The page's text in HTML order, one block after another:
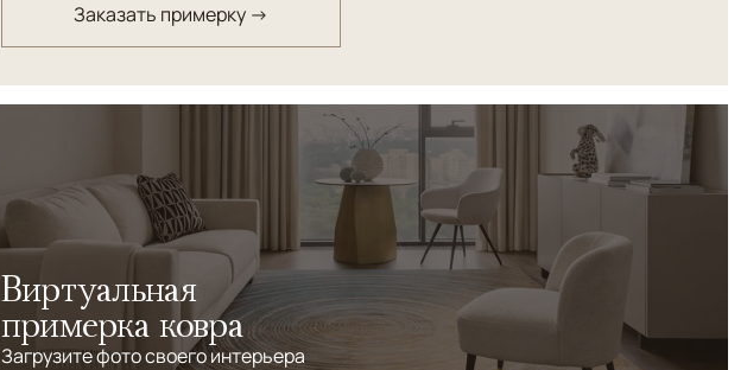
Заказать примерку →
Виртуальная
примерка ковра
Загрузите фото своего интерьера